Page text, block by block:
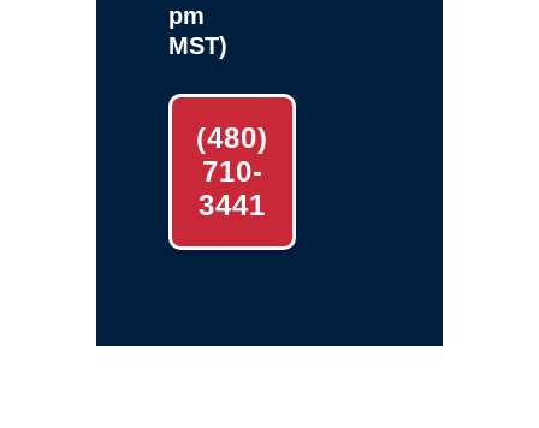
pm
MST)
(480)
710-
3441